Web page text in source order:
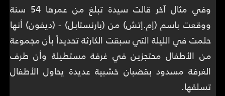
وفي مثال آخر قالت سيدة تبلغ من عمرها 54 سنة
ووقعت باسم (إم.إتش) من (بارنستابل) - (ديفون) أنها
حلمت في الليلة التي سبقت الكارثة تحديداً بأن مجموعة
من الأطفال محتجزين في غرفة مستطيلة وأن طرف
الغرفة مسدود بقضبان خشبية عديدة يحاول الأطفال
تسلقها.